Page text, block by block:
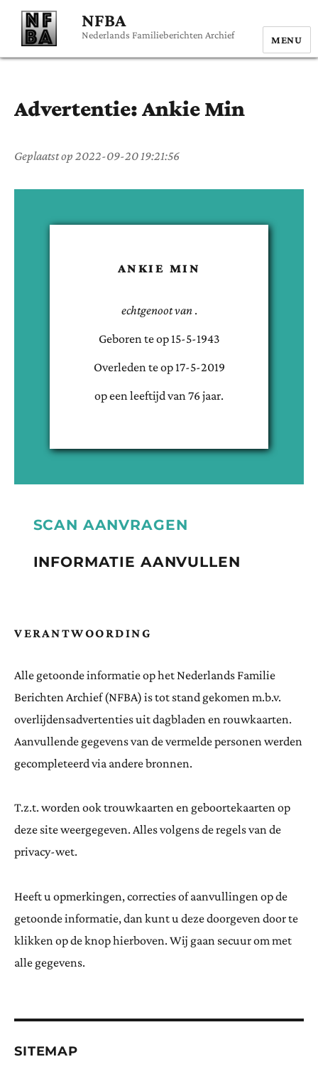
NFBA
Nederlands Familieberichten Archief MENU
Advertentie: Ankie Min
Geplaatst op 2022-09-20 19:21:56
ANKIE MIN
echtgenoot van .
Geboren teop 15-5-1943
Overleden teop 17-5-2019
op een leeftijd van 76jaar.
SCAN AANVRAGEN
INFORMATIE AANVULLEN
VERANTWOORDING
Alle getoonde informatie op het Nederlands Familie
Berichten Archief (NFBA) is tot stand gekomen m.b.v.
overlijdensadvertenties uit dagbladen en rouwkaarten.
Aanvullende gegevens van de vermelde personen werden
gecompleteerd via andere bronnen.
T.z.t. worden ook trouwkaarten en geboortekaarten op
deze site weergegeven. Alles volgens de regels van de
privacy-wet.
Heeft u opmerkingen, correcties of aanvullingen op de
getoonde informatie, dan kunt u deze doorgeven door te
klikken op de knop hierboven. Wij gaan secuur om met
alle gegevens.
SITEMAP